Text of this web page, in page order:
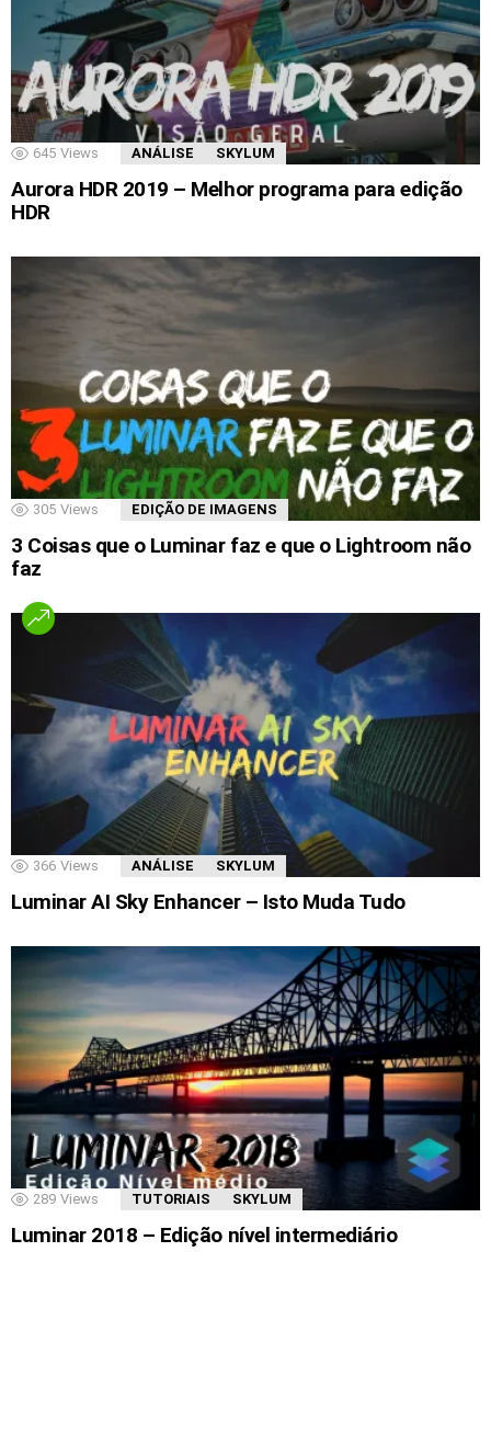
645 Views ANÁLISE SKYLUM
Aurora HDR 2019 – Melhor programa para edição
HDR
305 Views EDIÇÃO DE IMAGENS
3 Coisas que o Luminar faz e que o Lightroom não
faz
366 Views ANÁLISE SKYLUM
Luminar AI Sky Enhancer – Isto Muda Tudo
289 Views TUTORIAIS SKYLUM
Luminar 2018 – Edição nível intermediário